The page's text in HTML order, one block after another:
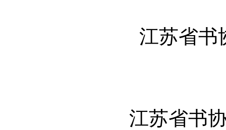
江苏省书
江苏省书